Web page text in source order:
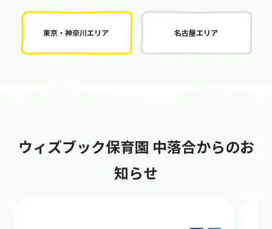
東京・神奈川エリア 名古屋エリア
ウィズブック保育園 中落合からのお
知らせ